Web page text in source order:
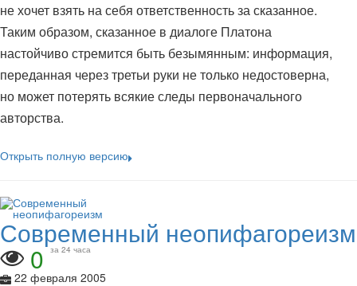
не хочет взять на себя ответственность за сказанное.
Таким образом, сказанное в диалоге Платона
настойчиво стремится быть безымянным: информация,
переданная через третьи руки не только недостоверна,
но может потерять всякие следы первоначального
авторства.
Открыть полную версию
Современный неопифагореизм
0 за 24 часа
22 февраля 2005